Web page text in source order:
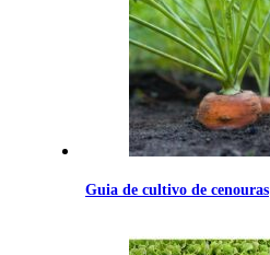
Guia de cultivo de cenouras